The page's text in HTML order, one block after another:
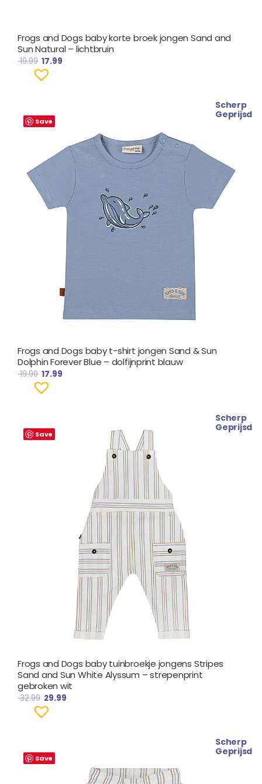
Frogs and Dogs baby korte broek jongen Sand and
Sun Natural – lichtbruin
19.99 17.99
Save
Scherp
Geprijsd
Frogs and Dogs baby t-shirt jongen Sand & Sun
Dolphin Forever Blue – dolfijnprint blauw
19.99
prijs
was:
17.99
€ 17.99.
Save
Scherp
Geprijsd
Frogs and Dogs baby tuinbroekje jongens Stripes
Sand and Sun White Alyssum – strepenprint
gebroken wit
32.99
prijs
was:
29.99
Save
Scherp
Geprijsd
prijs
€ 23.99.